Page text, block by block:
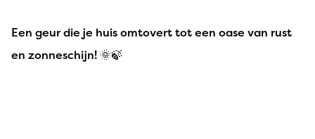
Een geur die je huis omtovert tot een oase van rust
en zonneschijn! 🌞🍃